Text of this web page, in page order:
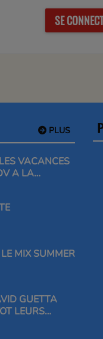
SE
PLUS
VACANCES
MIX SUMMER
GUETTA
LEURS